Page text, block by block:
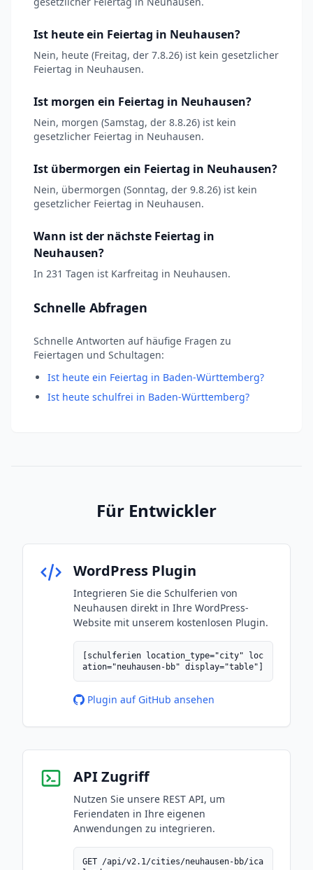
Ist heute ein Feiertag in Neuhausen?
Nein, heute (Freitag, der 7.8.26) ist kein gesetzlicher
Feiertag in Neuhausen.
Ist morgen ein Feiertag in Neuhausen?
Nein, morgen (Samstag, der 8.8.26) ist kein
gesetzlicher Feiertag in Neuhausen.
Ist übermorgen ein Feiertag in Neuhausen?
Nein, übermorgen (Sonntag, der 9.8.26) ist kein
gesetzlicher Feiertag in Neuhausen.
Wann ist der nächste Feiertag in
Neuhausen?
In 231 Tagen ist Karfreitag in Neuhausen.
Schnelle Abfragen
Schnelle Antworten auf häufige Fragen zu
Feiertagen und Schultagen:
Ist heute ein Feiertag in Baden-Württemberg?
Ist heute schulfrei in Baden-Württemberg?
Für Entwickler
WordPress Plugin
Integrieren Sie die Schulferien von
Neuhausen direkt in Ihre WordPress-
Website mit unserem kostenlosen Plugin.
[schulferien location_type="city" loc
ation="neuhausen-bb" display="table"]
Plugin auf GitHub ansehen
API Zugriff
Nutzen Sie unsere REST API, um
Feriendaten in Ihre eigenen
Anwendungen zu integrieren.
GET /api/v2.1/cities/neuhausen-bb/ica